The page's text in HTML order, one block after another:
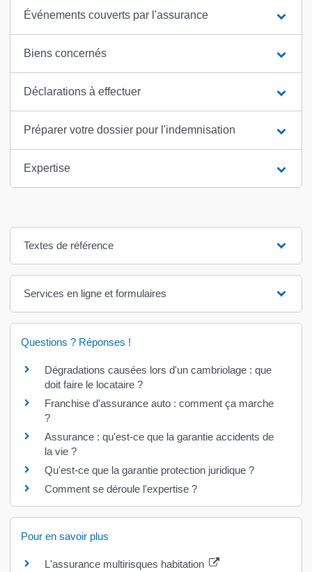
Événements couverts par l'assurance
Biens concernés
Déclarations à effectuer
Préparer votre dossier pour l'indemnisation
Expertise
Textes de référence
Services en ligne et formulaires
Questions ? Réponses !
Dégradations causées lors d'un cambriolage : que
doit faire le locataire ?
Franchise d'assurance auto : comment ça marche
?
Assurance : qu'est-ce que la garantie accidents de
la vie ?
Qu'est-ce que la garantie protection juridique ?
Comment se déroule l'expertise ?
Pour en savoir plus
L'assurance multirisques habitation